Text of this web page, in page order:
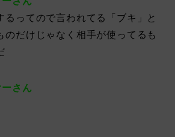
るってので言われてる「ブキ」と
のだけじゃなく相手が使ってるも
さん